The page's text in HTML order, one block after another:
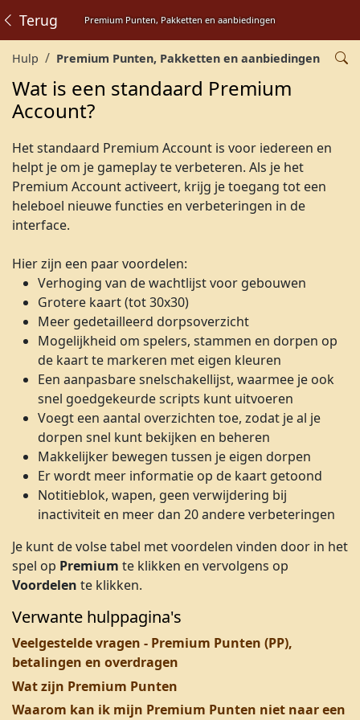
Premium Punten, Pakketten en aanbiedingen
Terug
Hulp Premium Punten, Pakketten en aanbiedingen
Wat is een standaard Premium
Account?
Het standaard Premium Account is voor iedereen en
helpt je om je gameplay te verbeteren. Als je het
Premium Account activeert, krijg je toegang tot een
heleboel nieuwe functies en verbeteringen in de
interface.
Hier zijn een paar voordelen:
Verhoging van de wachtlijst voor gebouwen
Grotere kaart (tot 30x30)
Meer gedetailleerd dorpsoverzicht
Mogelijkheid om spelers, stammen en dorpen op
de kaart te markeren met eigen kleuren
Een aanpasbare snelschakellijst, waarmee je ook
snel goedgekeurde scripts kunt uitvoeren
Voegt een aantal overzichten toe, zodat je al je
dorpen snel kunt bekijken en beheren
Makkelijker bewegen tussen je eigen dorpen
Er wordt meer informatie op de kaart getoond
Notitieblok, wapen, geen verwijdering bij
inactiviteit en meer dan 20 andere verbeteringen
Je kunt de volse tabel met voordelen vinden door in het
spel op Premium te klikken en vervolgens op
Voordelen te klikken.
Verwante hulppagina's
Veelgestelde vragen - Premium Punten (PP),
betalingen en overdragen
Wat zijn Premium Punten
Waarom kan ik mijn Premium Punten niet naar een